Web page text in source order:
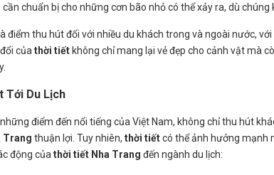
chuẩn bị cho những cơn bão nhỏ có thể xảy ra, dù chúng
là điểm thu hút đối với nhiều du khách trong và ngoài nước,
của thời tiết không chỉ mang lại vẻ đẹp cho cảnh vật mà
Tới Du Lịch
điểm đến nổi tiếng của Việt Nam, không chỉ thu hút
Trang thuận lợi. Tuy nhiên, thời tiếtcó thể ảnh hưởng mạnh
động của thời tiết Nha Trang đến ngành du lịch: